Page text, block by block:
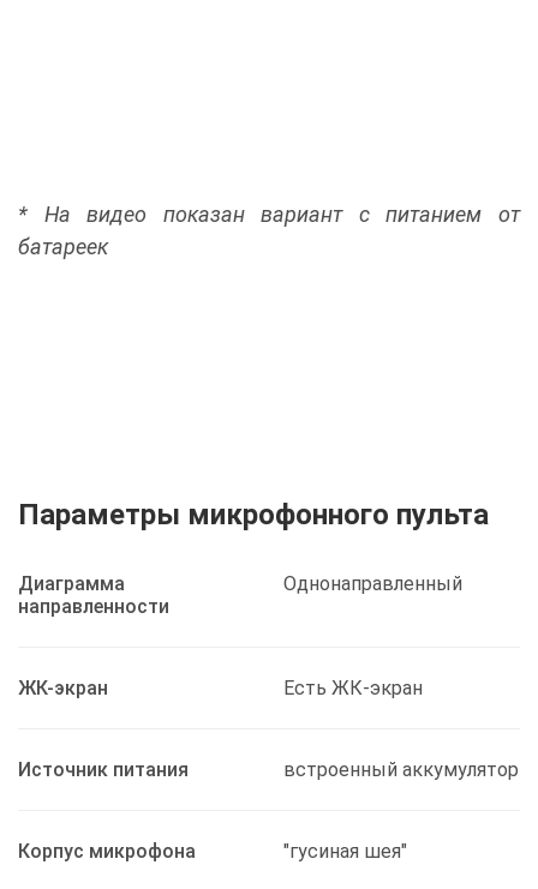
* На видео показан вариант с питанием от
батареек
Параметры микрофонного пульта
Диаграмма
направленности
Однонаправленный
ЖК-экран Есть ЖК-экран
Источник питания встроенный аккумулятор
Корпус микрофона "гусиная шея"